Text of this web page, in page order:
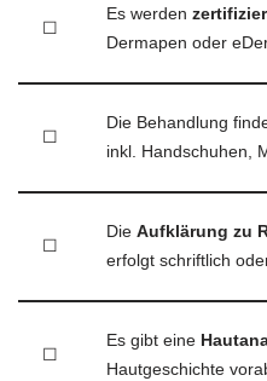
☐
Es werden
Dermapen oder
☐
Die Behandlung
inkl. Handschuhen,
☐
Die Aufklärung zu
erfolgt schriftlich
☐
Es gibt eine
Hautgeschichte